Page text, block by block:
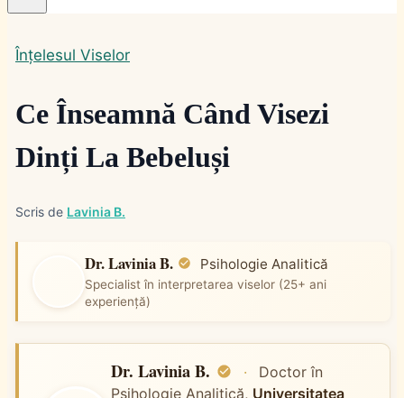
Înțelesul Viselor
Ce Înseamnă Când Visezi
Dinți La Bebeluși
Scris de Lavinia B.
Dr. Lavinia B. Psihologie Analitică
Specialist în interpretarea viselor (25+ ani
experiență)
Dr. Lavinia B. ·
Doctor în
Psihologie Analitică, Universitatea